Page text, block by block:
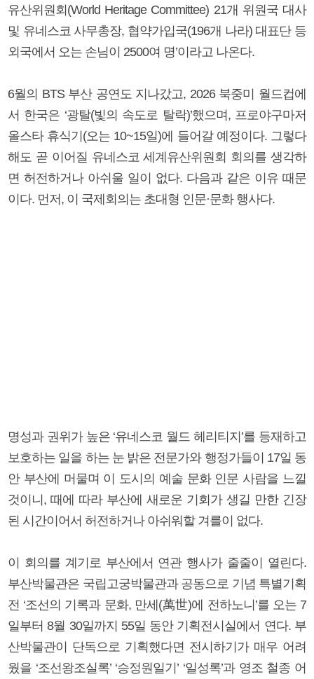
유산위원회(World Heritage Committee) 21개 위원국 대사
및 유네스코 사무총장, 협약가입국(196개 나라) 대표단 등
외국에서 오는 손님이 2500여 명’이라고 나온다.
6월의 BTS 부산 공연도 지나갔고, 2026 북중미 월드컵에
서 한국은 ‘광탈(빛의 속도로 탈락)’했으며, 프로야구마저
올스타 휴식기(오는 10~15일)에 들어갈 예정이다. 그렇다
해도 곧 이어질 유네스코 세계유산위원회 회의를 생각하
면 허전하거나 아쉬울 일이 없다. 다음과 같은 이유 때문
이다. 먼저, 이 국제회의는 초대형 인문·문화 행사다.
명성과 권위가 높은 ‘유네스코 월드 헤리티지’를 등재하고
보호하는 일을 하는 눈 밝은 전문가와 행정가들이 17일 동
안 부산에 머물며 이 도시의 예술 문화 인문 사람을 느낄
것이니, 때에 따라 부산에 새로운 기회가 생길 만한 긴장
된 시간이어서 허전하거나 아쉬워할 겨를이 없다.
이 회의를 계기로 부산에서 연관 행사가 줄줄이 열린다.
부산박물관은 국립고궁박물관과 공동으로 기념 특별기획
전 ‘조선의 기록과 문화, 만세(萬世)에 전하노니’를 오는 7
일부터 8월 30일까지 55일 동안 기획전시실에서 연다. 부
산박물관이 단독으로 기획했다면 전시하기가 매우 어려
웠을 ‘조선왕조실록’ ‘승정원일기’ ‘일성록’과 영조 철종 어